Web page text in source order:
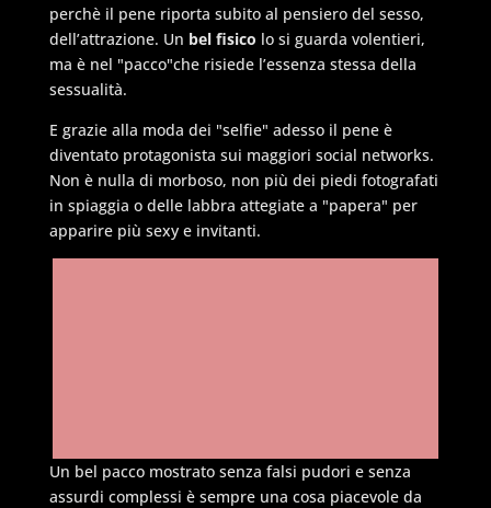
perchè il pene riporta subito al pensiero del sesso,
dell’attrazione. Un bel fisico lo si guarda volentieri,
ma è nel "pacco"che risiede l’essenza stessa della
sessualità.
E grazie alla moda dei "selfie" adesso il pene è
diventato protagonista sui maggiori social networks.
Non è nulla di morboso, non più dei piedi fotografati
in spiaggia o delle labbra attegiate a "papera" per
apparire più sexy e invitanti.
Un bel pacco mostrato senza falsi pudori e senza
assurdi complessi è sempre una cosa piacevole da